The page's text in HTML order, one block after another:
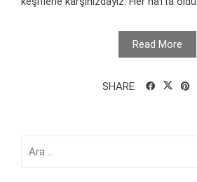
Read More
SHARE